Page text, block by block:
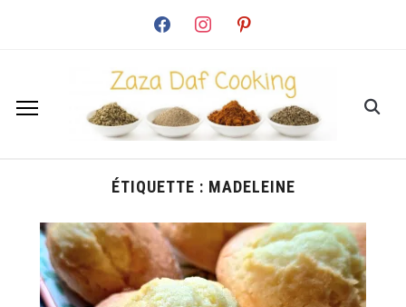
facebook instagrampinterest
ÉTIQUETTE : MADELEINE